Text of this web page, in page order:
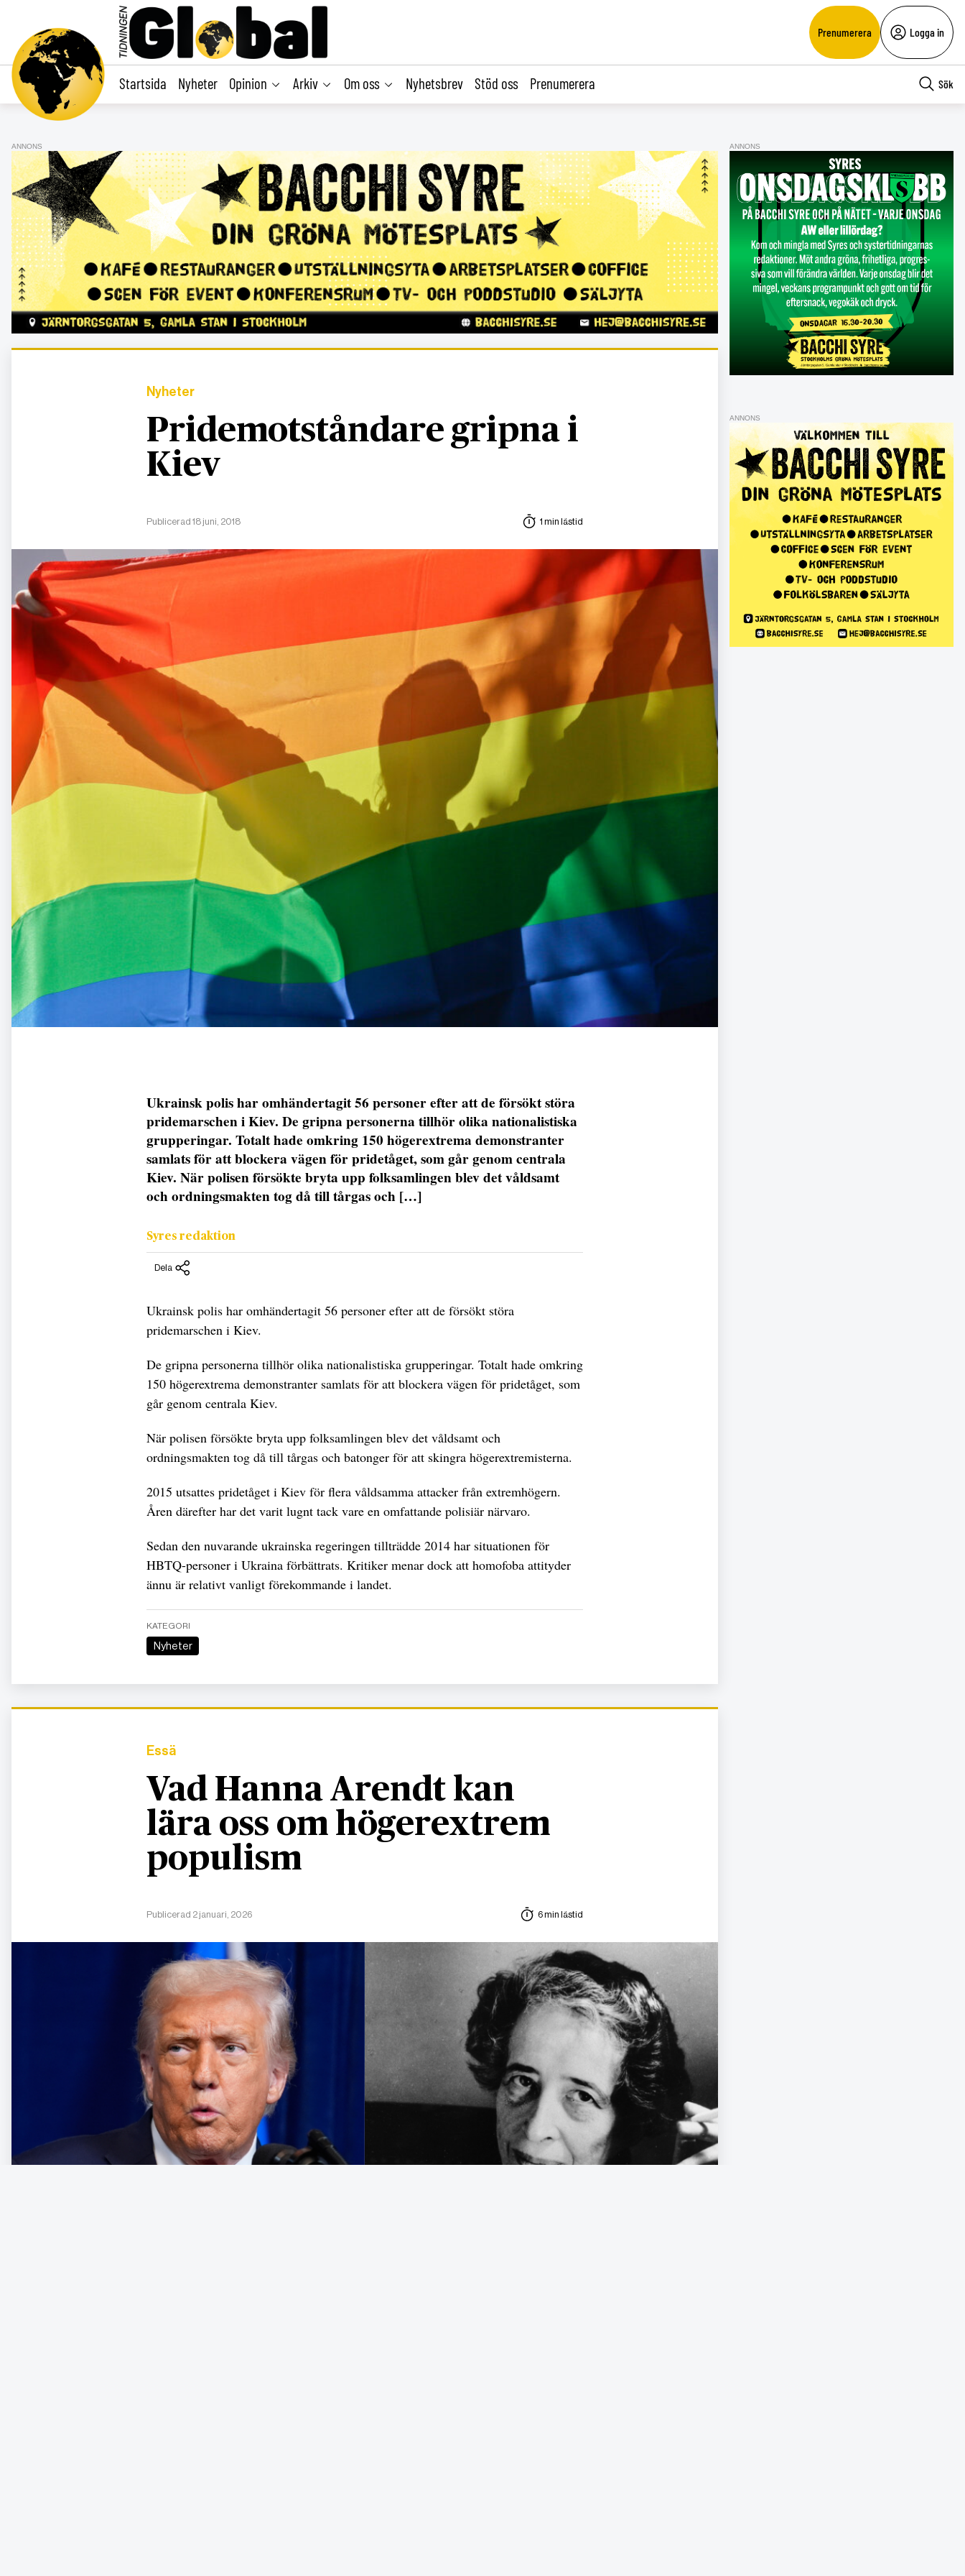
Prenumerera Logga in
Startsida Nyheter Opinion Arkiv Om oss Nyhetsbrev Stöd oss Prenumerera Sök
ANNONS
Nyheter
Pridemotståndare gripna i
Kiev
Publicerad 18 juni, 2018 1 min lästid
Ukrainsk polis har omhändertagit 56 personer efter att de försökt störa
pridemarschen i Kiev. De gripna personerna tillhör olika nationalistiska
grupperingar. Totalt hade omkring 150 högerextrema demonstranter
samlats för att blockera vägen för pridetåget, som går genom centrala
Kiev. När polisen försökte bryta upp folksamlingen blev det våldsamt
och ordningsmakten tog då till tårgas och […]
Syres redaktion
Dela
Ukrainsk polis har omhändertagit 56 personer efter att de försökt störa
pridemarschen i Kiev.
De gripna personerna tillhör olika nationalistiska grupperingar. Totalt hade omkring
150 högerextrema demonstranter samlats för att blockera vägen för pridetåget, som
går genom centrala Kiev.
När polisen försökte bryta upp folksamlingen blev det våldsamt och
ordningsmakten tog då till tårgas och batonger för att skingra högerextremisterna.
2015 utsattes pridetåget i Kiev för flera våldsamma attacker från extremhögern.
Åren därefter har det varit lugnt tack vare en omfattande polisiär närvaro.
Sedan den nuvarande ukrainska regeringen tillträdde 2014 har situationen för
HBTQ-personer i Ukraina förbättrats. Kritiker menar dock att homofoba attityder
ännu är relativt vanligt förekommande i landet.
KATEGORI
Nyheter
Essä
Vad Hanna Arendt kan
lära oss om högerextrem
populism
Publicerad 2 januari, 2026 6 min lästid
ANNONS
ANNONS
DET GLOBALA PRESSTÖDET